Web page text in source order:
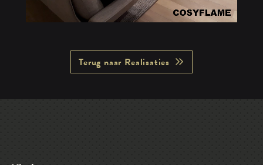
Terug naar Realisaties